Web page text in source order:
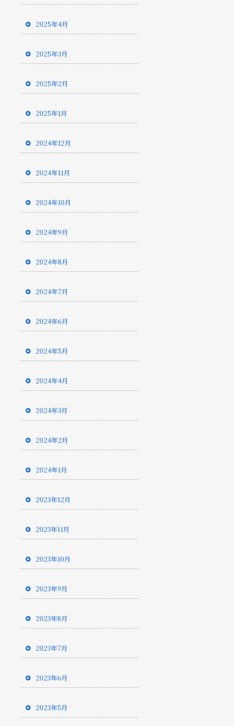
2025年4月
2025年3月
2025年2月
2025年1月
2024年12月
2024年11月
2024年10月
2024年9月
2024年8月
2024年7月
2024年6月
2024年5月
2024年4月
2024年3月
2024年2月
2024年1月
2023年12月
2023年11月
2023年10月
2023年9月
2023年8月
2023年7月
2023年6月
2023年5月